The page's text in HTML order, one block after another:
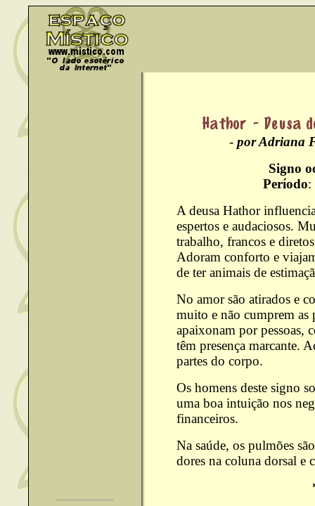
- por Adriana
Signo
Período:
A deusa Hathor
espertos e audaciosos.
trabalho, francos e
Adoram conforto e
de ter animais de
No amor são atirados e
muito e não cumprem as
apaixonam por pessoas,
têm presença marcante.
partes do corpo.
Os homens deste signo
uma boa intuição nos
financeiros.
Na saúde, os pulmões
dores na coluna dorsal e